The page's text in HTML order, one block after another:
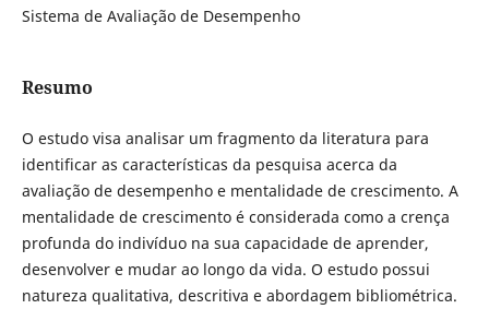
Sistema de Avaliação de Desempenho
Resumo
O estudo visa analisar um fragmento da literatura para
identificar as características da pesquisa acerca da
avaliação de desempenho e mentalidade de crescimento. A
mentalidade de crescimento é considerada como a crença
profunda do indivíduo na sua capacidade de aprender,
desenvolver e mudar ao longo da vida. O estudo possui
natureza qualitativa, descritiva e abordagem bibliométrica.